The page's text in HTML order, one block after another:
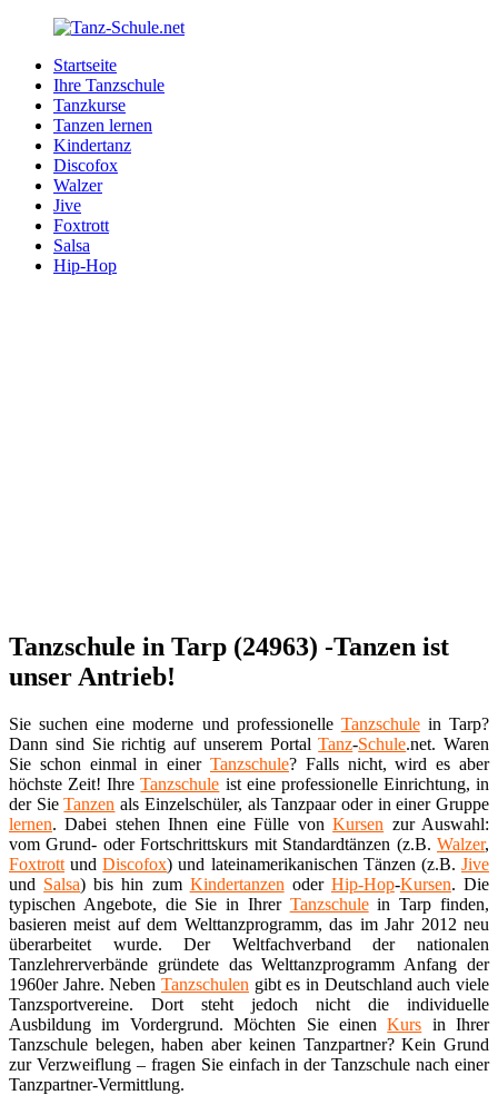
Zurück
Inhalt
Tanz-
Schule.net
Ihre
Tanzschule
Internet
Startseite
Ihre Tanzschule
Tanzkurse
Tanzen lernen
Kindertanz
Discofox
Walzer
Jive
Foxtrott
Salsa
Hip-Hop
Tanzschule in Tarp (24963) -Tanzen ist
unser Antrieb!
Sie suchen eine moderne und professionelle Tanzschulein Tarp?
Dann sind Sie richtig auf unserem PortalTanz-Schule.net. Waren
Sie schon einmal in einer Tanzschule? Falls nicht, wird es aber
höchste Zeit! IhreTanzschule ist eine professionelle Einrichtung, in
der SieTanzen als Einzelschüler, als Tanzpaar oder in einer Gruppe
lernen. Dabei stehen Ihnen eine Fülle vonKursen zur Auswahl:
vom Grund- oder Fortschrittskurs mit Standardtänzen (z.B. Walzer,
Foxtrott undDiscofox) und lateinamerikanischen Tänzen (z.B.Jive
und Salsa) bis hin zum Kindertanzen oder Hip-Hop-Kursen. Die
typischen Angebote, die Sie in Ihrer Tanzschulein Tarp finden,
basieren meist auf dem Welttanzprogramm, das im Jahr 2012 neu
überarbeitet wurde. Der Weltfachverband der nationalen
Tanzlehrerverbände gründete das Welttanzprogramm Anfang der
1960er Jahre. Neben Tanzschulen gibt es in Deutschland auch viele
Tanzsportvereine. Dort steht jedoch nicht die individuelle
Ausbildung im Vordergrund. Möchten Sie einenKurs in Ihrer
Tanzschule belegen, haben aber keinen Tanzpartner? Kein Grund
zur Verzweiflung – fragen Sie einfach in der Tanzschule nach einer
Tanzpartner-Vermittlung.